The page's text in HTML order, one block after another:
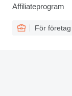
Affiliateprogram
För företag